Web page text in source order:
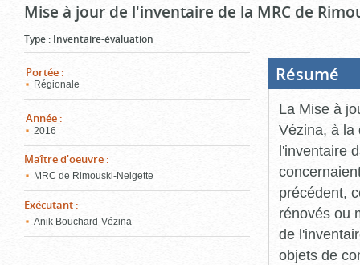
Mise à jour de l'inventaire de la MRC de
Type : Inventaire-évaluation
Portée :
Régionale
Année :
2016
Maître d'oeuvre :
MRC de Rimouski-Neigette
Exécutant :
Anik Bouchard-Vézina
Résumé
La Mise à
Vézina, à la
l'inventaire
précédent,
rénovés ou
de
objets de